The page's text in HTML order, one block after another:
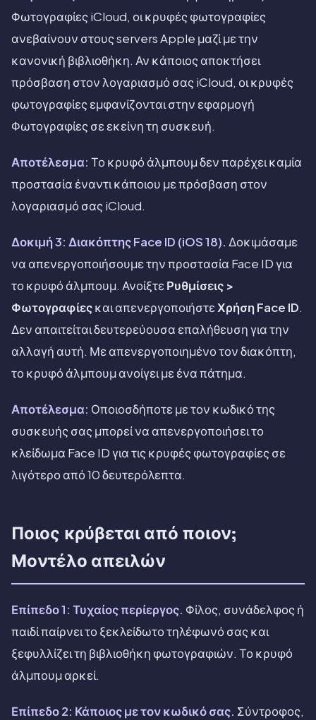
Φωτογραφίες iCloud, οι κρυφές φωτογραφίες
ανεβαίνουν στους servers Apple μαζί με την
κανονική βιβλιοθήκη. Αν κάποιος αποκτήσει
πρόσβαση στον λογαριασμό σας iCloud, οι κρυφές
φωτογραφίες εμφανίζονται στην εφαρμογή
Φωτογραφίες σε εκείνη τη συσκευή.
Αποτέλεσμα: Το κρυφό άλμπουμ δεν παρέχει καμία
προστασία έναντι κάποιου με πρόσβαση στον
λογαριασμό σας iCloud.
Δοκιμή 3: Διακόπτης Face ID (iOS 18). Δοκιμάσαμε
να απενεργοποιήσουμε την προστασία Face ID για
το κρυφό άλμπουμ. ΑνοίξτεΡυθμίσεις >
Φωτογραφίεςκαι απενεργοποιήστεΧρήση Face ID.
Δεν απαιτείται δευτερεύουσα επαλήθευση για την
αλλαγή αυτή. Με απενεργοποιημένο τον διακόπτη,
το κρυφό άλμπουμ ανοίγει με ένα πάτημα.
Αποτέλεσμα: Οποιοσδήποτε με τον κωδικό της
συσκευής σας μπορεί να απενεργοποιήσει το
κλείδωμα Face ID για τις κρυφές φωτογραφίες σε
λιγότερο από 10 δευτερόλεπτα.
Ποιος κρύβεται από ποιον;
Μοντέλο απειλών
Επίπεδο 1: Τυχαίος περίεργος. Φίλος, συνάδελφος ή
παιδί παίρνει το ξεκλείδωτο τηλέφωνό σας και
ξεφυλλίζει τη βιβλιοθήκη φωτογραφιών. Το κρυφό
άλμπουμ αρκεί.
Επίπεδο 2: Κάποιος με τον κωδικό σας. Σύντροφος,